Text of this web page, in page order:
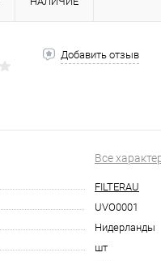
Добавить отзыв
Все
FILTERAU
UVO0001
Нидерланды
шт